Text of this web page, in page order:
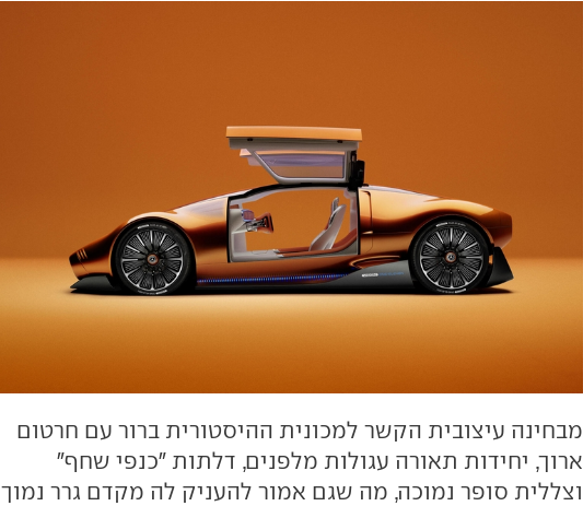
מבחינה עיצובית הקשר למכונית ההיסטורית ברור עם חרטום
ארוך, יחידות תאורה עגולות מלפנים, דלתות "כנפי שחף"
וצללית סופר נמוכה, מה שגם אמור להעניק לה מקדם גרר נמוך